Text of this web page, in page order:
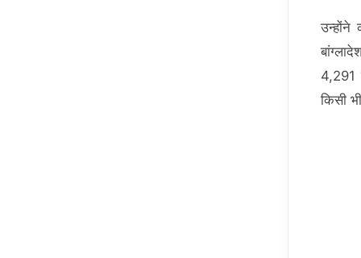
उन्होंने
4,291
किसी